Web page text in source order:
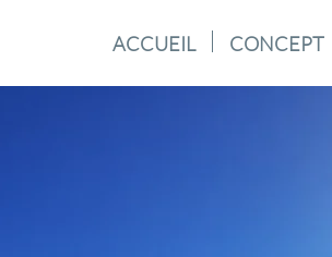
ACCUEIL CONCEPT